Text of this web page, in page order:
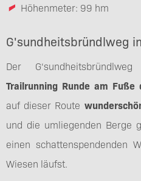
Höhenmeter: 99 hm
G'sundheitsbründlweg
Der
Trailrunning Runde am Fuße
auf dieser Route
und die umliegenden Berge
einen schattenspendenden
Wiesen läufst.